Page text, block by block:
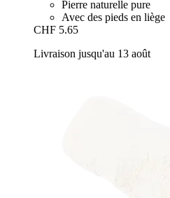
Pierre naturelle pure
Avec des pieds en liège
CHF 5.65
Livraison jusqu'au 13 août